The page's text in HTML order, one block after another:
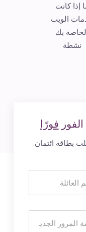
إذا كانت
الويب
بك
نشطة
فورًا